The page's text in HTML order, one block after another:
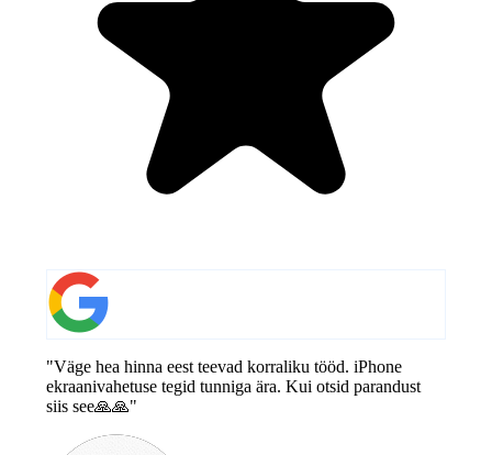
"Väge hea hinna eest teevad korraliku tööd. iPhone
ekraanivahetuse tegid tunniga ära. Kui otsid parandust
siis see🙏🙏"